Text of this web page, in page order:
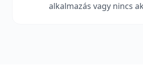
alkalmazás vagy nincs